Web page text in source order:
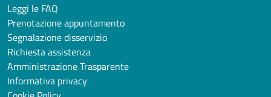
Leggi le FAQ
Prenotazione appuntamento
Segnalazione disservizio
Richiesta assistenza
Amministrazione Trasparente
Informativa privacy